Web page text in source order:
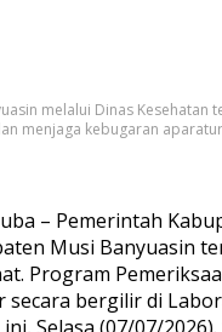
melalui Dinas Kesehatan
menjaga kebugaran
– Pemerintah
Musi Banyuasin
Program
secara bergilir di